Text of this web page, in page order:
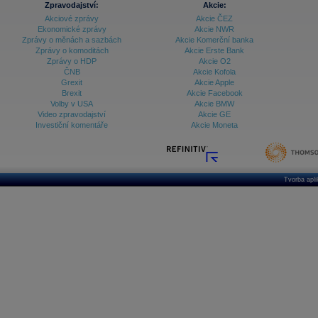
Archiv - Vývoj české koruny
Archiv analýz - Makroukazatele
Ceny průmyslových výrobců - Data a prognózy
Ceny průmyslových výrobců - Graf (ČR)
Ceny průmyslových výrobců - Kalendář (ČR)
Ceny průmyslových výrobců - Zpravodajství
Databanka - Ceny
Zpravodajství:
Akciové zprávy
Ekonomické zprávy
Zprávy o měnách a sazbách
Zprávy o komoditách
Zprávy o HDP
ČNB
Grexit
Brexit
Volby v USA
Video zpravodajství
Investiční komentáře
Akcie:
Akcie ČEZ
Akcie NWR
Akcie Komerční banka
Akcie Erste Bank
Akcie O2
Akcie Kofola
Akcie Apple
Akcie Facebook
Akcie BMW
Akcie GE
Akcie Moneta
Tvorba